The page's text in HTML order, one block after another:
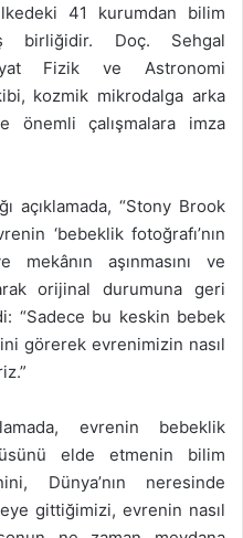
41 kurumdan bilim
iş birliğidir. Doç. Sehgal
Fizik ve Astronomi
kozmik mikrodalga arka
önemli çalışmalara imza
açıklamada, “Stony Brook
‘bebeklik fotoğrafı’nın
aşınmasını ve
orijinal durumuna geri
“Sadece bu keskin bebek
görerek evrenimizin nasıl
evrenin bebeklik
elde etmenin bilim
Dünya’nın neresinde
gittiğimizi, evrenin nasıl